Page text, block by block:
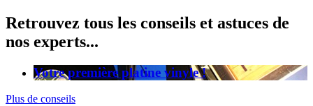
Retrouvez tous les conseils et astuces de
nos experts...
Votre première platine vinyle !
Plus de conseils